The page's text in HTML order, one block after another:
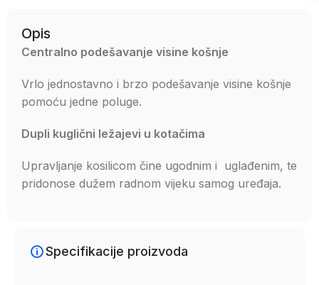
Opis
Centralno podešavanje visine košnje
Vrlo jednostavno i brzo podešavanje visine košnje
pomoću jedne poluge.
Dupli kuglični ležajevi u kotačima
Upravljanje kosilicom čine ugodnim i uglađenim, te
pridonose dužem radnom vijeku samog uređaja.
Specifikacije proizvoda